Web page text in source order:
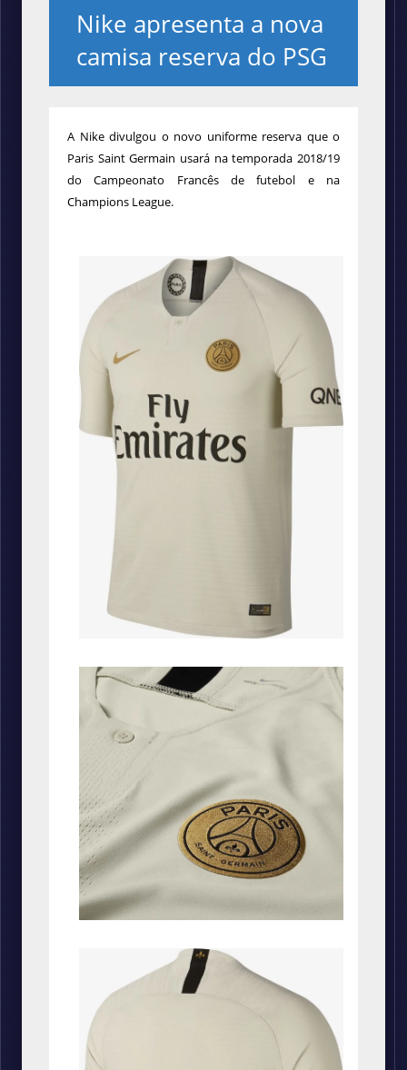
Nike apresenta a nova
camisa reserva do PSG
A Nike divulgou o novo uniforme reserva que o
Paris Saint Germain usará na temporada 2018/19
do Campeonato Francês de futebol e na
Champions League.